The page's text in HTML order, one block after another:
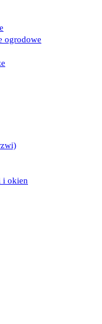
ogrodowe
i okien